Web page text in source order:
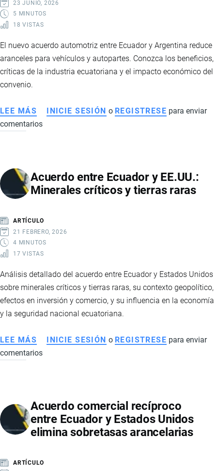
TENSIÓN
REGIONAL
23 JUNIO, 2026
5 MINUTOS
18 VISTAS
El nuevo acuerdo automotriz entre Ecuador y Argentina reduce
aranceles para vehículos y autopartes. Conozca los beneficios,
críticas de la industria ecuatoriana y el impacto económico del
convenio.
LEE MÁS SOBRE
ACUERDO
Y
ARGENTINA
INDUSTRIA
CUESTIONA
BENEFICIOS
INICIE SESIÓN o REGISTRESE para enviar
comentarios
Acuerdo entre Ecuador y EE.UU.:
Minerales críticos y tierras raras
ARTÍCULO
21 FEBRERO, 2026
4 MINUTOS
17 VISTAS
Análisis detallado del acuerdo entre Ecuador y Estados Unidos
sobre minerales críticos y tierras raras, su contexto geopolítico,
efectos en inversión y comercio, y su influencia en la economía
y la seguridad nacional ecuatoriana.
LEE MÁS SOBRE
ACUERDO
EE.UU.:
MINERALES
CRÍTICOS
INICIE SESIÓN o REGISTRESE para enviar
comentarios
Acuerdo comercial recíproco
entre Ecuador y Estados Unidos
elimina sobretasas arancelarias
ARTÍCULO